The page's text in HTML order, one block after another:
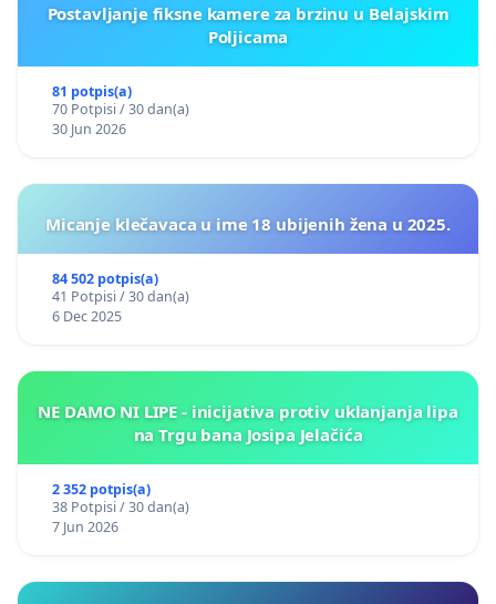
Postavljanje fiksne kamere za brzinu u Belajskim
Poljicama
81 potpis(a)
70 Potpisi / 30 dan(a)
30 Jun 2026
Micanje klečavaca u ime 18 ubijenih žena u 2025.
84 502 potpis(a)
41 Potpisi / 30 dan(a)
6 Dec 2025
NE DAMO NI LIPE - inicijativa protiv uklanjanja lipa
na Trgu bana Josipa Jelačića
2 352 potpis(a)
38 Potpisi / 30 dan(a)
7 Jun 2026